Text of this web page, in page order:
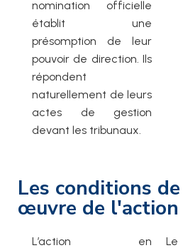
nomination officielle
établit une
présomption de leur
pouvoir de direction. Ils
répondent
naturellement de leurs
actes de gestion
devant les tribunaux.
Les conditions
œuvre de l'action
L’action en